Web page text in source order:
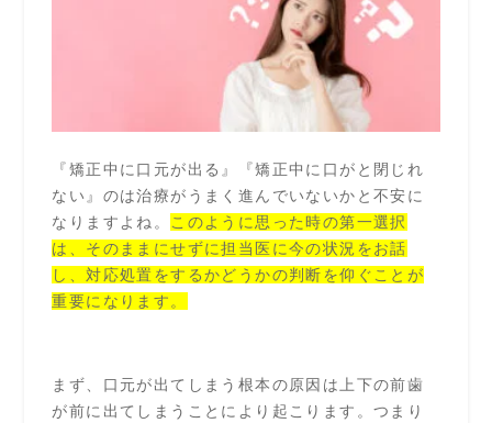
『矯正中に口元が出る』『矯正中に口がと閉じれ
ない』のは治療がうまく進んでいないかと不安に
なりますよね。
このように思った時の第一選択
は、そのままにせずに担当医に今の状況をお話
し、対応処置をするかどうかの判断を仰ぐことが
重要になります。
まず、口元が出てしまう根本の原因は上下の前歯
が前に出てしまうことにより起こります。つまり